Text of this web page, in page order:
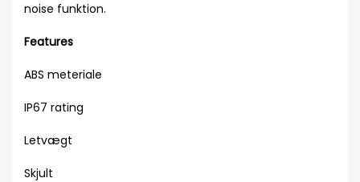
noise funktion.
Features
ABS meteriale
IP67 rating
Letvægt
Skjult